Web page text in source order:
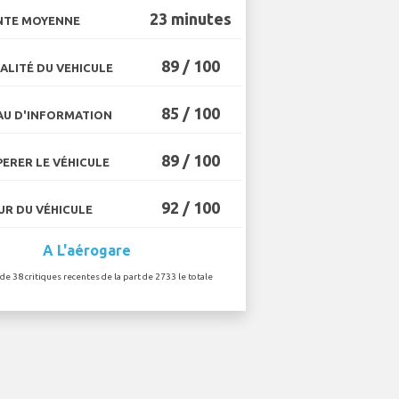
MOYENNE 23 minutes
DU VEHICULE 89 / 100
D'INFORMATION 85 / 100
LE VÉHICULE 89 / 100
DU VÉHICULE 92 / 100
A L'aérogare
38 critiques recentes de la part de 2733 le totale